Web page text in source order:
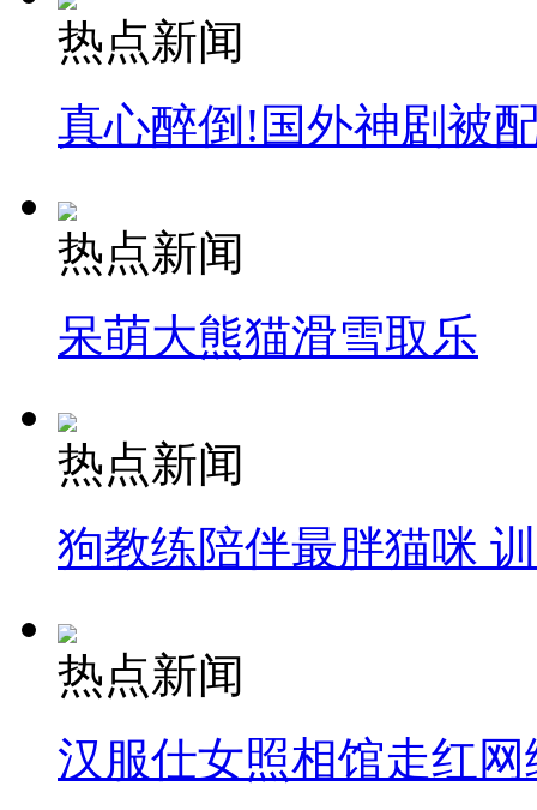
热点新闻
真心醉倒!国外神剧被
热点新闻
呆萌大熊猫滑雪取乐
热点新闻
狗教练陪伴最胖猫咪
热点新闻
汉服仕女照相馆走红网